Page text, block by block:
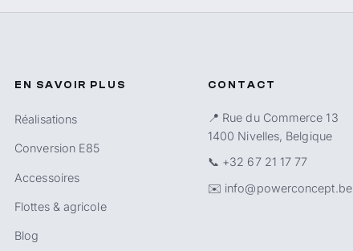
EN SAVOIR PLUS
Réalisations
Conversion E85
Accessoires
Flottes & agricole
Blog
CONTACT
📍 Rue du Commerce 13
1400 Nivelles, Belgique
📞 +32 67 21 17 77
✉️ info@powerconcept.be